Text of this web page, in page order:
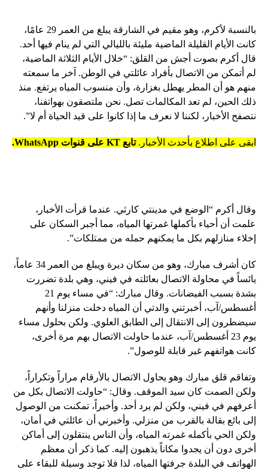
بالنسبة لأكرم، وهو مقيم في الشارقة يبلغ من العمر 29 عامًا،
كانت الأيام القليلة الماضية مليئة بالليالي التي لم ينام فيها أحد.
قال أكرم بصوت أجش من القلق: “خلال الأيام الثلاثة الماضية،
لم أتمكن من الاتصال بأفراد عائلتي في الوطن. آخر ما سمعته
منهم هو أن المطر يهطل بغزارة، وأن منسوب المياه يرتفع. منذ
ذلك الحين، لم تعد المكالمات تصل. نحن ملتصقون بهواتفنا،
نتصفح الأخبار، لكننا لا نعرف ما إذا كانوا على قيد الحياة أم لا”.
ابقى على اطلاع بأحدث الأخبار.تابع KT على قنوات WhatsApp.
وقال أكرم “الوضع في مدينتي كارثي. عندما قرأت الأخبار،
علمت أن أحياء بأكملها غمرتها المياه، مما أجبر السكان على
إخلاء منازلهم بكل ما يمكنهم حمله من ممتلكات”.
كان أشرف مبارك، وهو من سكان ديرة ويبلغ من العمر 34 عاماً،
يائساً في محاولة الاتصال بعائلته في فيني، وهي بلدة تضررت
بشدة بسبب الفيضانات. وقال مبارك: “في مساء يوم 21
أغسطس/آب، أخبرتني والدتي أن المياه دخلت منزلنا وأنهم
سيضطرون إلى الانتقال إلى الطابق العلوي. ولكن بحلول مساء
يوم 23 أغسطس/آب، عندما حاولت الاتصال بهم مرة أخرى،
كانت هواتفهم غير قابلة للوصول”.
وتفاقم قلق مبارك وهو يحاول الاتصال بالأرقام مراراً وتكراراً،
ولكن الصمت كان سيد الموقف. وقال: “حاولت الاتصال بكل من
أعرفهم في فيني، ولكن لم يرد أحد. وأخيراً، تمكنت من الوصول
إلى بائع بقالة بالقرب من منزلي. وأخبرني أن عائلتي في أمان،
ولكن الحي بأكمله غمرته المياه، وأن الناس ينتقلون إلى أماكن
أخرى دون أن يجدوا مكاناً يذهبون إليه. كما ذكر أن معظم
الهواتف في البلدة جرفتها المياه، لذا فلا توجد وسيلة للبقاء على